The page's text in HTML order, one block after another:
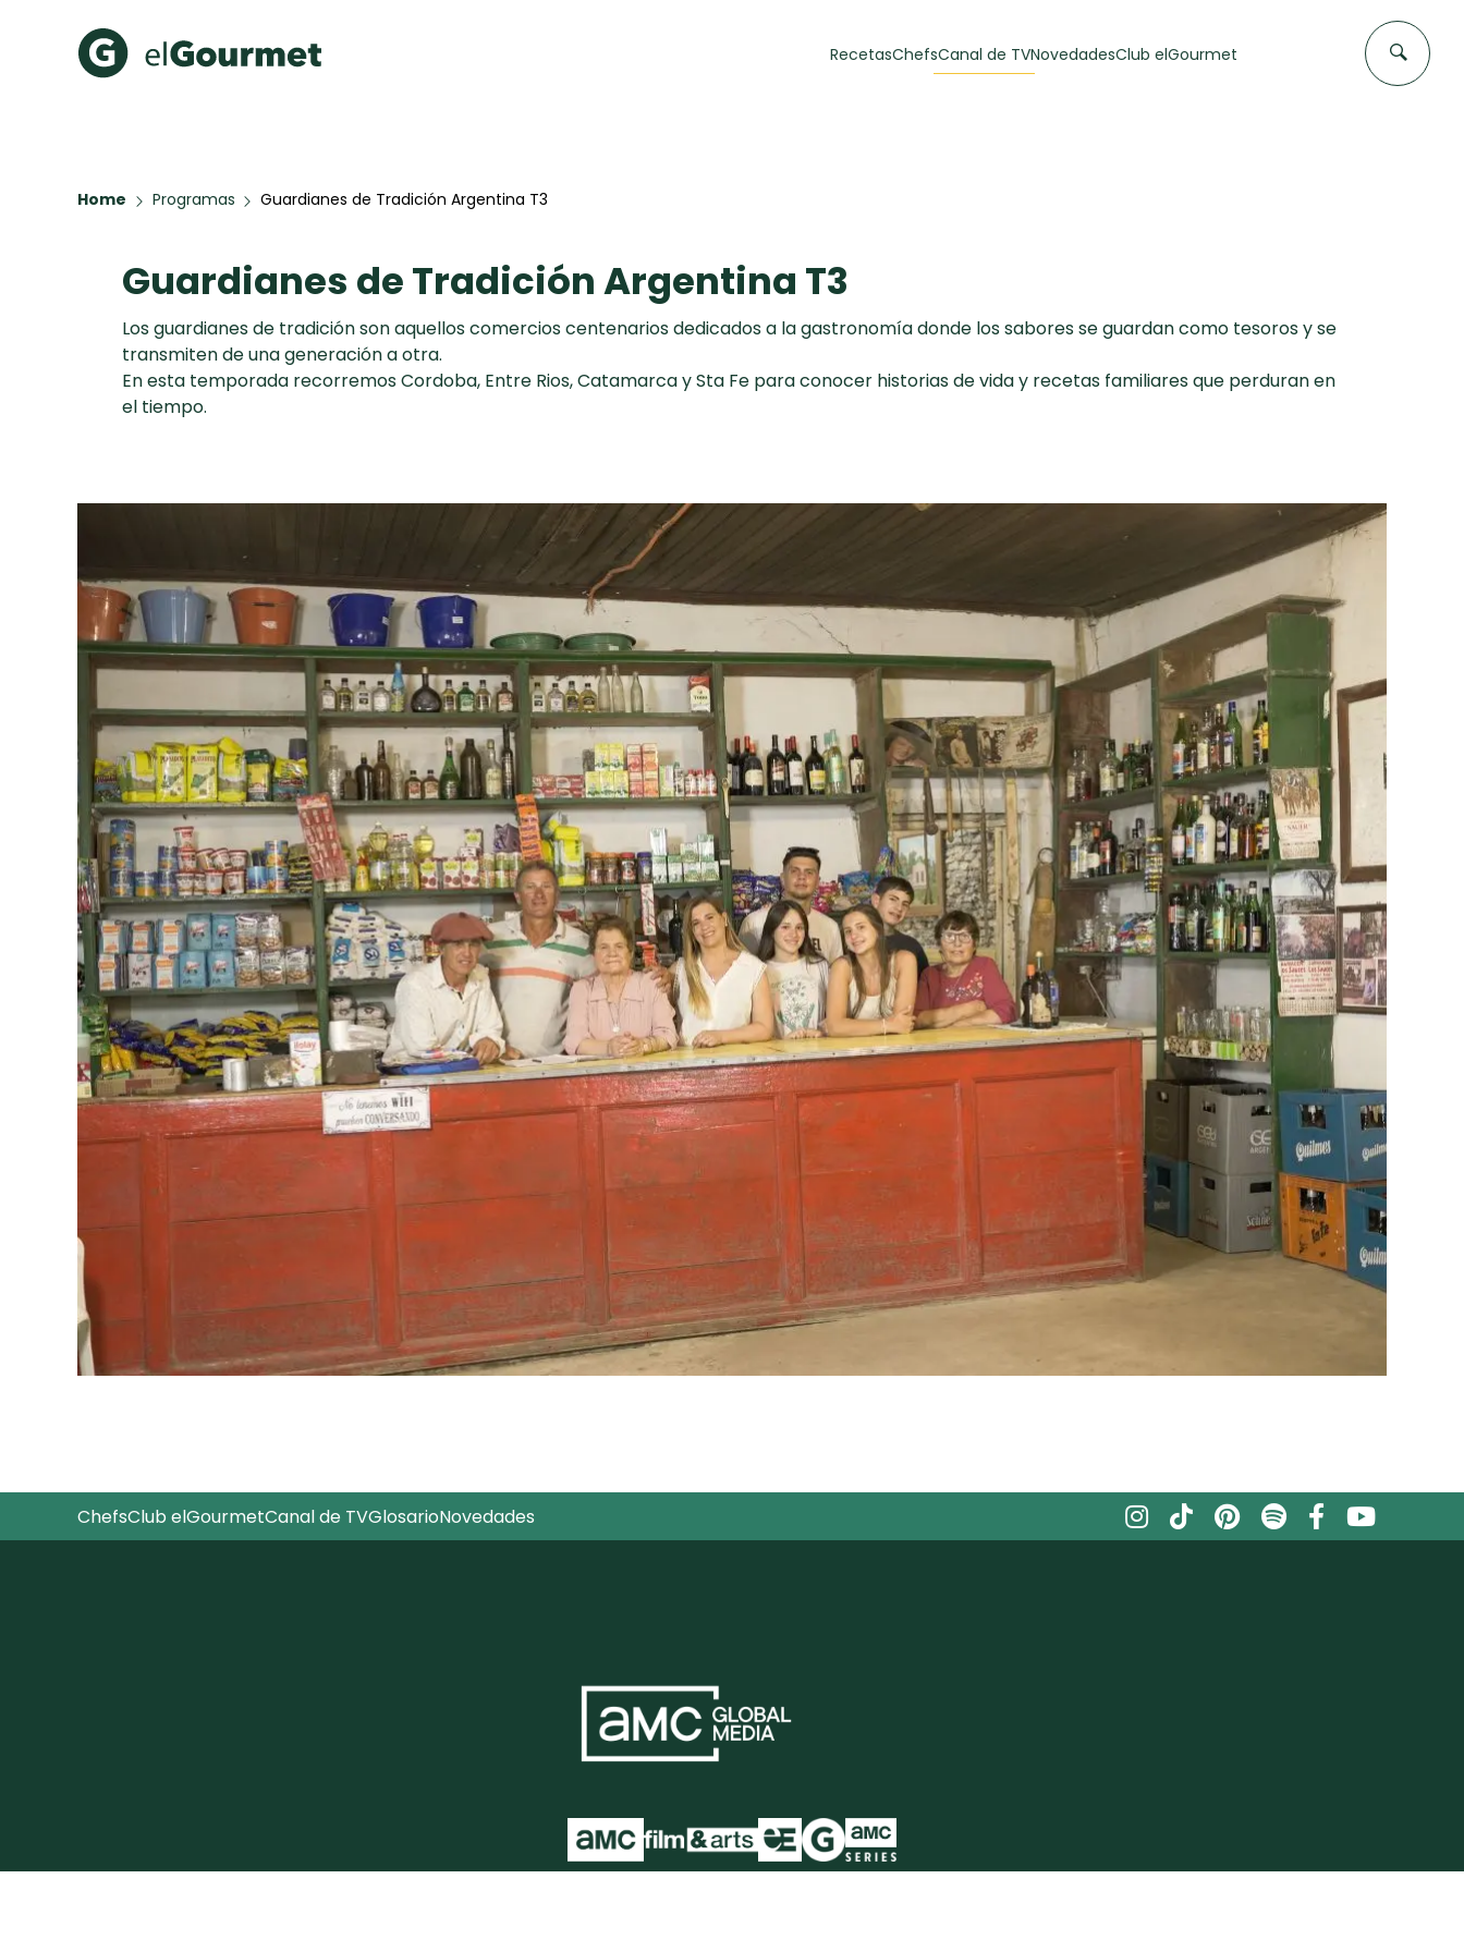
Recetas
Hot Pancakes
Key Lime Pie
Galletas con Chispas de
Chocolate
Raspaditas Mendocinas
Cupcakes y Muffins
A Pura Dulzura
Toast de trucha
EMPANADAS DE
FLAN CASERO
ChefsCanal de TVNovedadesClub elGourmet
Home Programas Guardianes de Tradición Argentina T3
Guardianes de Tradición Argentina T3
Los guardianes de tradición son aquellos comercios centenarios dedicados a la gastronomía donde los sabores se guardan como tesoros y se
transmiten de una generación a otra.
En esta temporada recorremos Cordoba, Entre Rios, Catamarca y Sta Fe para conocer historias de vida y recetas familiares que perduran en
el tiempo.
ChefsClub elGourmetCanal de TVGlosarioNovedades